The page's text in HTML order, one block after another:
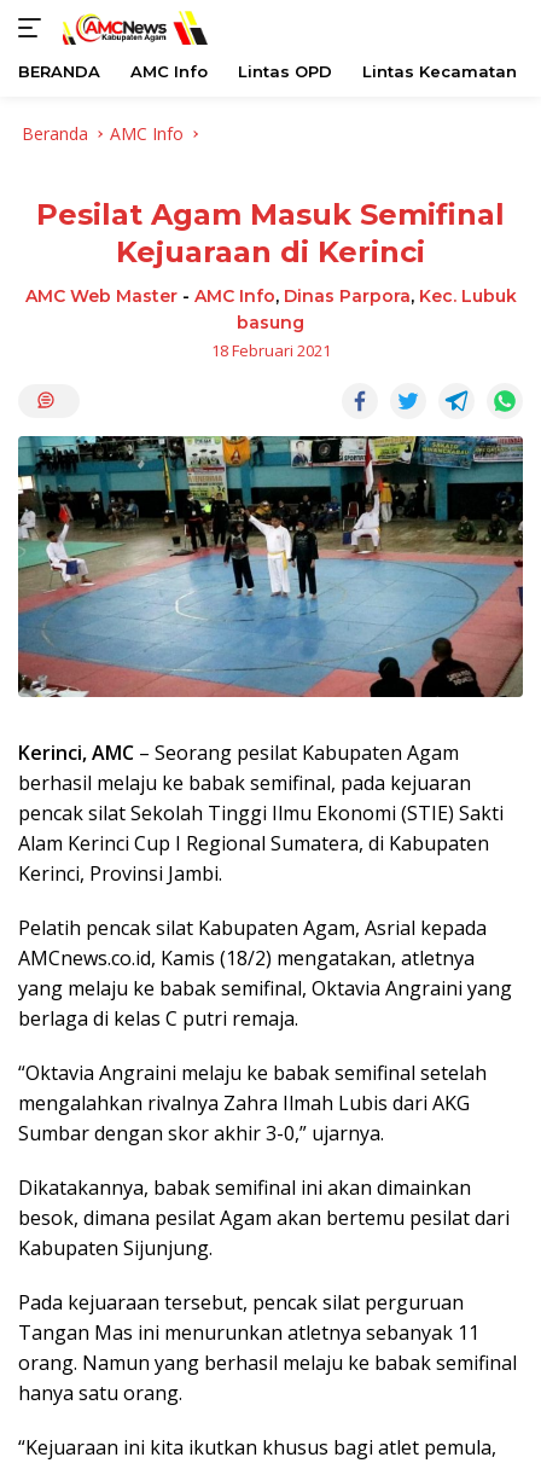
BERANDA AMC Info Lintas OPD Lintas Kecamatan
Beranda AMC Info
Pesilat Agam Masuk Semifinal
Kejuaraan di Kerinci
AMC Web Master- AMC Info, Dinas Parpora, Kec. Lubuk
basung
18 Februari 2021
Kerinci, AMC – Seorang pesilat Kabupaten Agam
berhasil melaju ke babak semifinal, pada kejuaran
pencak silat Sekolah Tinggi Ilmu Ekonomi (STIE) Sakti
Alam Kerinci Cup I Regional Sumatera, di Kabupaten
Kerinci, Provinsi Jambi.
Pelatih pencak silat Kabupaten Agam, Asrial kepada
AMCnews.co.id, Kamis (18/2) mengatakan, atletnya
yang melaju ke babak semifinal, Oktavia Angraini yang
berlaga di kelas C putri remaja.
“Oktavia Angraini melaju ke babak semifinal setelah
mengalahkan rivalnya Zahra Ilmah Lubis dari AKG
Sumbar dengan skor akhir 3-0,” ujarnya.
Dikatakannya, babak semifinal ini akan dimainkan
besok, dimana pesilat Agam akan bertemu pesilat dari
Kabupaten Sijunjung.
Pada kejuaraan tersebut, pencak silat perguruan
Tangan Mas ini menurunkan atletnya sebanyak 11
orang. Namun yang berhasil melaju ke babak semifinal
hanya satu orang.
“Kejuaraan ini kita ikutkan khusus bagi atlet pemula,